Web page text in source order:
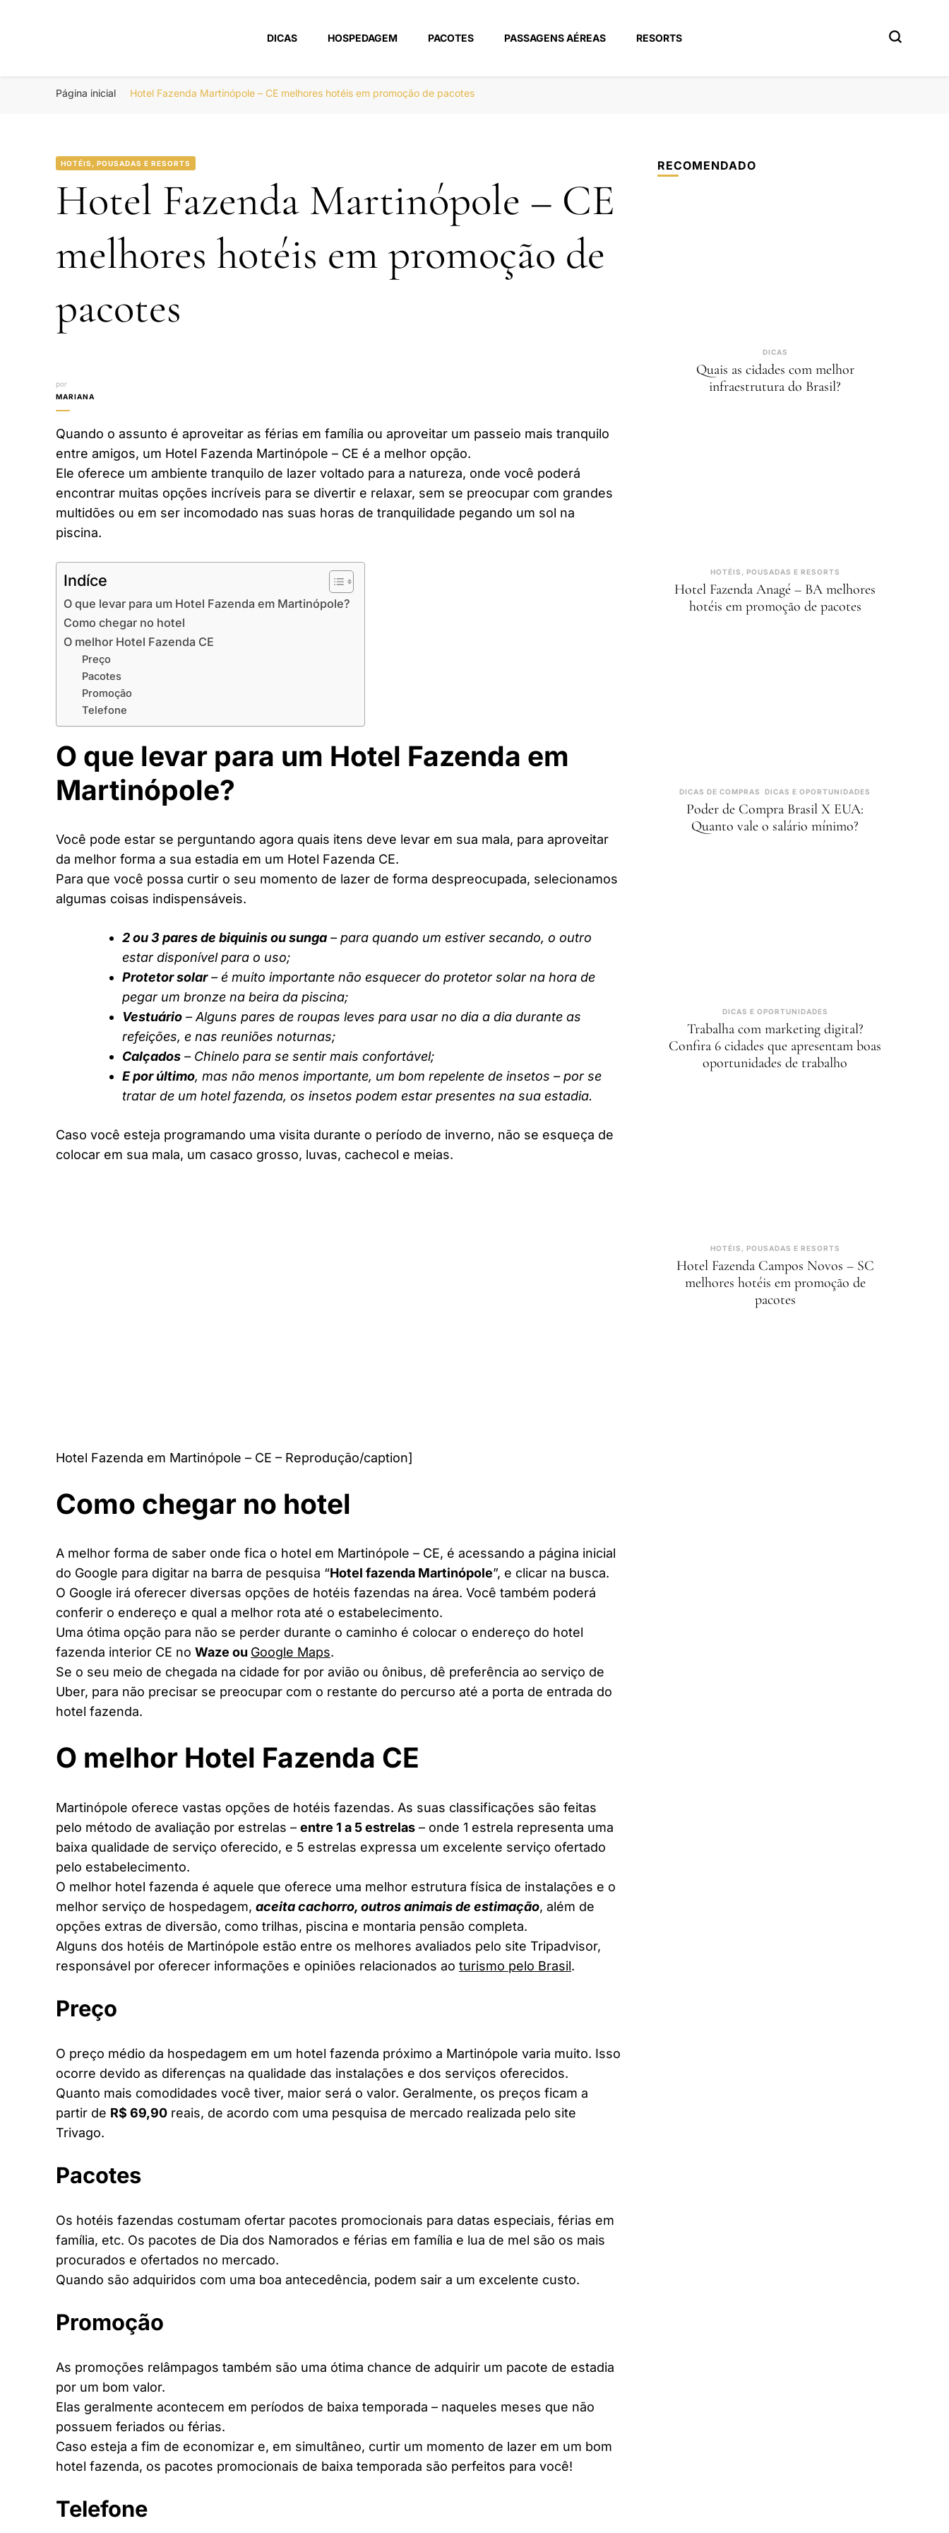
Portal Boa Viagem
DICAS HOSPEDAGEM PACOTES PASSAGENS AÉREAS RESORTS
Página inicial Hotel Fazenda Martinópole – CE melhores hotéis em promoção de pacotes
HOTÉIS, POUSADAS E RESORTS
Hotel Fazenda Martinópole – CE
melhores hotéis em promoção de
pacotes
por
MARIANA
Quando o assunto é aproveitar as férias em família ou aproveitar um passeio mais tranquilo
entre amigos, um Hotel Fazenda Martinópole – CE é a melhor opção.
Ele oferece um ambiente tranquilo de lazer voltado para a natureza, onde você poderá
encontrar muitas opções incríveis para se divertir e relaxar, sem se preocupar com grandes
multidões ou em ser incomodado nas suas horas de tranquilidade pegando um sol na
piscina.
Indíce
O que levar para um Hotel Fazenda em Martinópole?
Como chegar no hotel
O melhor Hotel Fazenda CE
Preço
Pacotes
Promoção
Telefone
O que levar para um Hotel Fazenda em
Martinópole?
Você pode estar se perguntando agora quais itens deve levar em sua mala, para aproveitar
da melhor forma a sua estadia em um Hotel Fazenda CE.
Para que você possa curtir o seu momento de lazer de forma despreocupada, selecionamos
algumas coisas indispensáveis.
2 ou 3 pares de biquinis ou sunga – para quando um estiver secando, o outro
estar disponível para o uso;
Protetor solar– é muito importante não esquecer do protetor solar na hora de
pegar um bronze na beira da piscina;
Vestuário – Alguns pares de roupas leves para usar no dia a dia durante as
refeições, e nas reuniões noturnas;
Calçados – Chinelo para se sentir mais confortável;
E por último, mas não menos importante, um bom repelente de insetos – por se
tratar de um hotel fazenda, os insetos podem estar presentes na sua estadia.
Caso você esteja programando uma visita durante o período de inverno, não se esqueça de
colocar em sua mala, um casaco grosso, luvas, cachecol e meias.
Hotel Fazenda em Martinópole – CE – Reprodução/caption]
Como chegar no hotel
A melhor forma de saber onde fica o hotel em Martinópole – CE, é acessando a página inicial
do Google para digitar na barra de pesquisa “Hotel fazenda Martinópole”, e clicar na busca.
O Google irá oferecer diversas opções de hotéis fazendas na área. Você também poderá
conferir o endereço e qual a melhor rota até o estabelecimento.
Uma ótima opção para não se perder durante o caminho é colocar o endereço do hotel
fazenda interior CE no Waze ou Google Maps.
Se o seu meio de chegada na cidade for por avião ou ônibus, dê preferência ao serviço de
Uber, para não precisar se preocupar com o restante do percurso até a porta de entrada do
hotel fazenda.
O melhor Hotel Fazenda CE
Martinópole oferece vastas opções de hotéis fazendas. As suas classificações são feitas
pelo método de avaliação por estrelas – entre 1 a 5 estrelas – onde 1 estrela representa uma
baixa qualidade de serviço oferecido, e 5 estrelas expressa um excelente serviço ofertado
pelo estabelecimento.
O melhor hotel fazenda é aquele que oferece uma melhor estrutura física de instalações e o
melhor serviço de hospedagem, aceita cachorro, outros animais de estimação, além de
opções extras de diversão, como trilhas, piscina e montaria pensão completa.
Alguns dos hotéis de Martinópole estão entre os melhores avaliados pelo site Tripadvisor,
responsável por oferecer informações e opiniões relacionados ao turismo pelo Brasil.
Preço
O preço médio da hospedagem em um hotel fazenda próximo a Martinópole varia muito. Isso
ocorre devido as diferenças na qualidade das instalações e dos serviços oferecidos.
Quanto mais comodidades você tiver, maior será o valor. Geralmente, os preços ficam a
partir de R$ 69,90 reais, de acordo com uma pesquisa de mercado realizada pelo site
Trivago.
Pacotes
Os hotéis fazendas costumam ofertar pacotes promocionais para datas especiais, férias em
família, etc. Os pacotes de Dia dos Namorados e férias em família e lua de mel são os mais
procurados e ofertados no mercado.
Quando são adquiridos com uma boa antecedência, podem sair a um excelente custo.
Promoção
As promoções relâmpagos também são uma ótima chance de adquirir um pacote de estadia
por um bom valor.
Elas geralmente acontecem em períodos de baixa temporada – naqueles meses que não
possuem feriados ou férias.
Caso esteja a fim de economizar e, em simultâneo, curtir um momento de lazer em um bom
hotel fazenda, os pacotes promocionais de baixa temporada são perfeitos para você!
Telefone
RECOMENDADO
DICAS
Quais as cidades com melhor
infraestrutura do Brasil?
HOTÉIS, POUSADAS E RESORTS
Hotel Fazenda Anagé – BA melhores
hotéis em promoção de pacotes
DICAS DE COMPRAS DICAS E OPORTUNIDADES
Poder de Compra Brasil X EUA:
Quanto vale o salário mínimo?
DICAS E OPORTUNIDADES
Trabalha com marketing digital?
Confira 6 cidades que apresentam boas
oportunidades de trabalho
HOTÉIS, POUSADAS E RESORTS
Hotel Fazenda Campos Novos – SC
melhores hotéis em promoção de
pacotes